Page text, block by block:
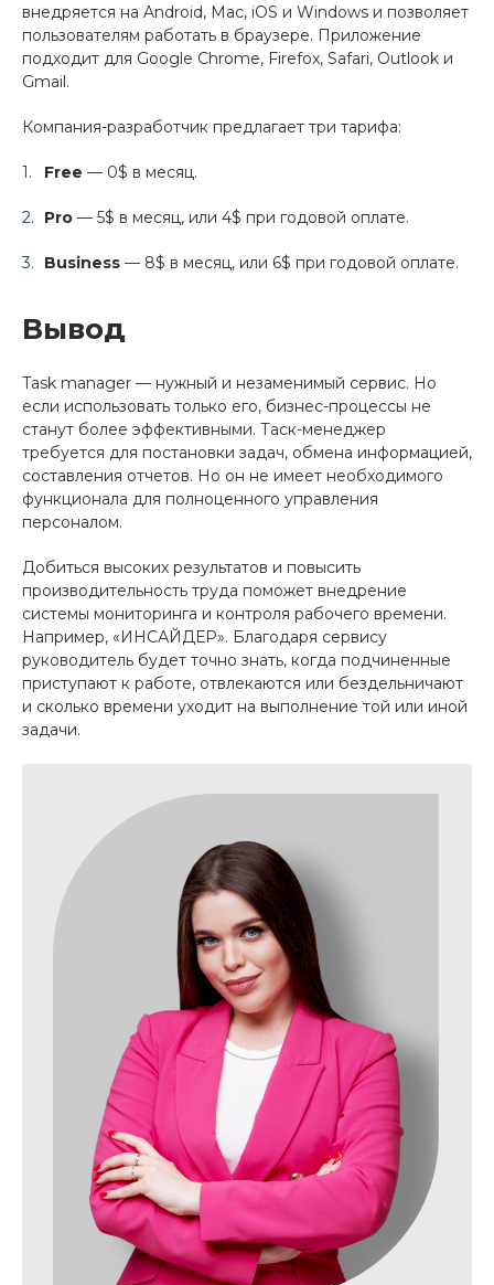
внедряется на Android, Mac, iOS и Windows и позволяет
пользователям работать в браузере. Приложение
подходит для Google Chrome, Firefox, Safari, Outlook и
Gmail.
Компания-разработчик предлагает три тарифа:
Free — 0$ в месяц.
Pro — 5$ в месяц, или 4$ при годовой оплате.
Business — 8$ в месяц, или 6$ при годовой оплате.
Вывод
Task manager — нужный и незаменимый сервис. Но
если использовать только его, бизнес-процессы не
станут более эффективными. Таск-менеджер
требуется для постановки задач, обмена информацией,
составления отчетов. Но он не имеет необходимого
функционала для полноценного управления
персоналом.
Добиться высоких результатов и повысить
производительность труда поможет внедрение
системы мониторинга и контроля рабочего времени.
Например, «ИНСАЙДЕР». Благодаря сервису
руководитель будет точно знать, когда подчиненные
приступают к работе, отвлекаются или бездельничают
и сколько времени уходит на выполнение той или иной
задачи.